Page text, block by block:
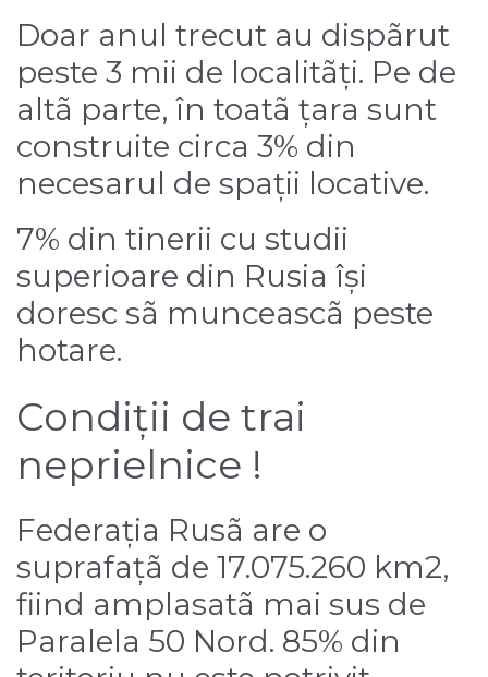
Doar anul trecut au dispãrut
peste 3 mii de localitãți. Pe de
altã parte, în toatã țara sunt
construite circa 3% din
necesarul de spații locative.
7% din tinerii cu studii
superioare din Rusia își
doresc sã munceascã peste
hotare.
Condiții de trai
neprielnice !
Federația Rusã are o
suprafațã de 17.075.260 km2,
fiind amplasatã mai sus de
Paralela 50 Nord. 85% din